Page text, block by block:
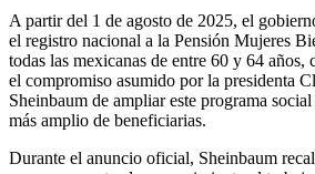
A partir del 1 de agosto de 2025, el
el registro nacional a la Pensión Mujeres
todas las mexicanas de entre 60 y 64 años,
el compromiso asumido por la presidenta
Sheinbaum de ampliar este programa
más amplio de beneficiarias.
Durante el anuncio oficial, Sheinbaum